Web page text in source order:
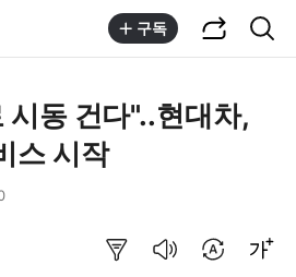
구독
시동 건다"..현대차,
스 시작